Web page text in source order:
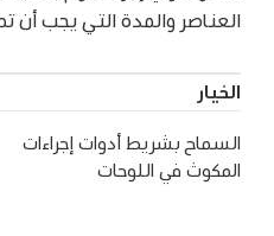
العناصر والمدة التي يجب أن
الخيار
السماح بشريط أدوات إجراءات
المكوث في اللوحات